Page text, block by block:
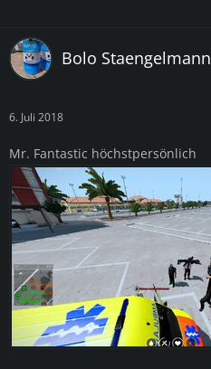
Bolo Staengelmann
6. Juli 2018
Mr. Fantastic höchstpersönlich